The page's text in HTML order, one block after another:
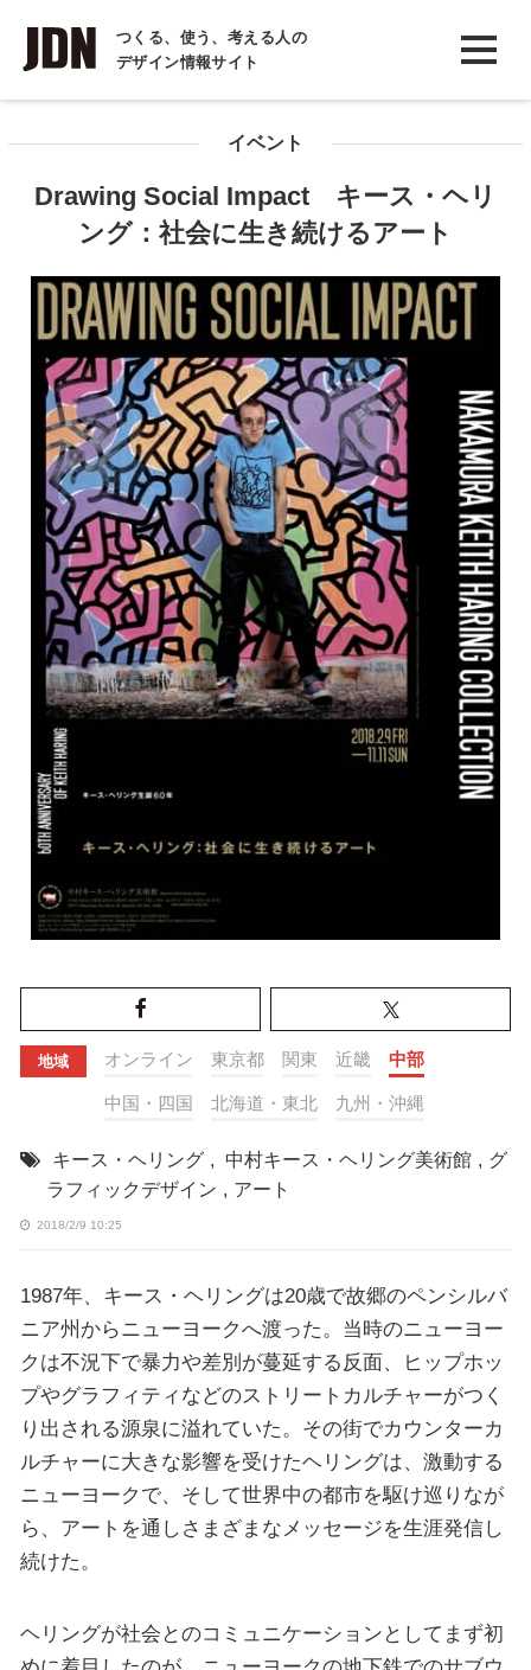
つくる、使う、考える人の
デザイン情報サイト
INTERVIEW
インタビュー
COLUMN
イベント
Drawing Social Impact キース・ヘリ
ング：社会に生き続けるアート
地域 オンライン 東京都 関東 近畿 中部
中国・四国 北海道・東北 九州・沖縄
キース・ヘリング , 中村キース・ヘリング美術館 , グ
ラフィックデザイン , アート
2018/2/9 10:25
1987年、キース・ヘリングは20歳で故郷のペンシルバ
ニア州からニューヨークへ渡った。当時のニューヨー
クは不況下で暴力や差別が蔓延する反面、ヒップホッ
プやグラフィティなどのストリートカルチャーがつく
り出される源泉に溢れていた。その街でカウンターカ
ルチャーに大きな影響を受けたヘリングは、激動する
ニューヨークで、そして世界中の都市を駆け巡りなが
ら、アートを通しさまざまなメッセージを生涯発信し
続けた。
ヘリングが社会とのコミュニケーションとしてまず初